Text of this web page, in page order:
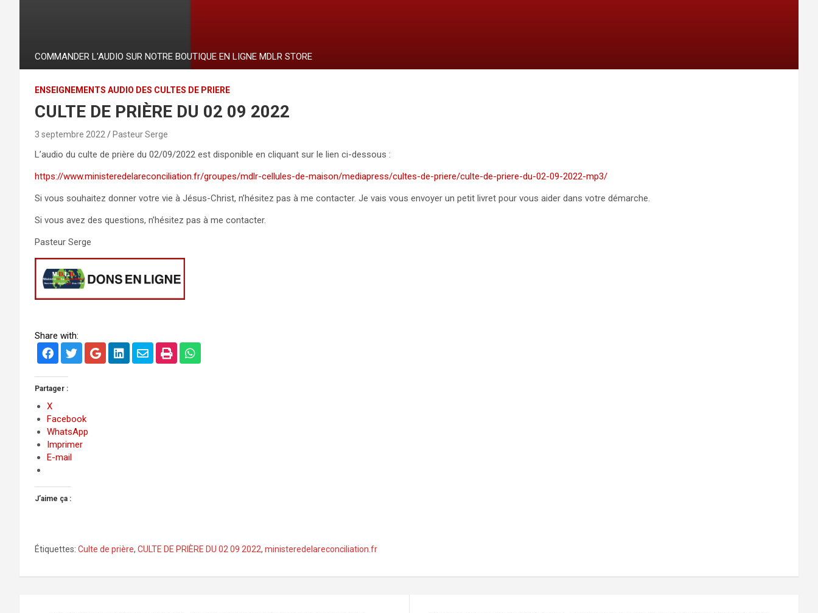
COMMANDER L'AUDIO SUR NOTRE BOUTIQUE EN LIGNE MDLR STORE
ENSEIGNEMENTS AUDIO DES CULTES DE PRIERE
CULTE DE PRIÈRE DU 02 09 2022
3 septembre 2022 Pasteur Serge
L’audio du culte de prière du 02/09/2022 est disponible en cliquant sur le lien ci-dessous :
https://www.ministeredelareconciliation.fr/groupes/mdlr-cellules-de-maison/mediapress/cultes-de-priere/culte-de-priere-du-02-09-2022-mp3/
Si vous souhaitez donner votre vie à Jésus-Christ, n’hésitez pas à me contacter. Je vais vous envoyer un petit livret pour vous aider dans votre démarche.
Si vous avez des questions, n’hésitez pas à me contacter.
Pasteur Serge
Share with:
Partager :
X
Facebook
WhatsApp
Imprimer
E-mail
J’aime ça :
Étiquettes: Culte de prière, CULTE DE PRIÈRE DU 02 09 2022, ministeredelareconciliation.fr